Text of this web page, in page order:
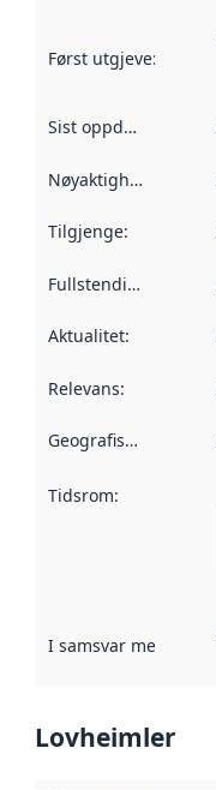
Først utgjeve:
Sist oppdatert
Nøyaktigheit
Tilgjenge:
Fullstendigheit
Aktualitet:
Relevans:
Geografisk område
Tidsrom:
I samsvar med
Lovheimler